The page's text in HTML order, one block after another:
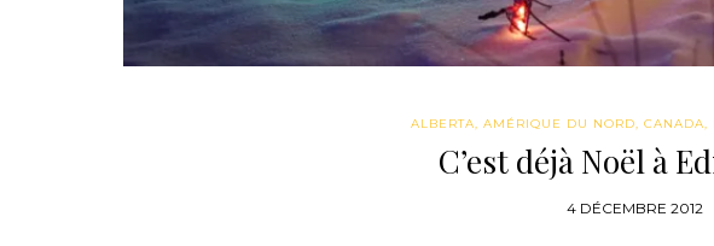
ALBERTA,AMÉRIQUE DU NORD,CANADA,
C’est déjà Noël à
4 DÉCEMBRE 2012